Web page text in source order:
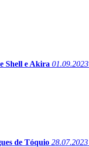
Shell e Akira 01.09.2023
de Tóquio 28.07.2023